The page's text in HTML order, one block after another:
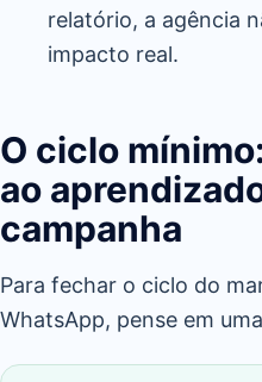
relatório, a agência
impacto real.
O ciclo
ao
campanha
Para fechar o ciclo do
WhatsApp, pense em